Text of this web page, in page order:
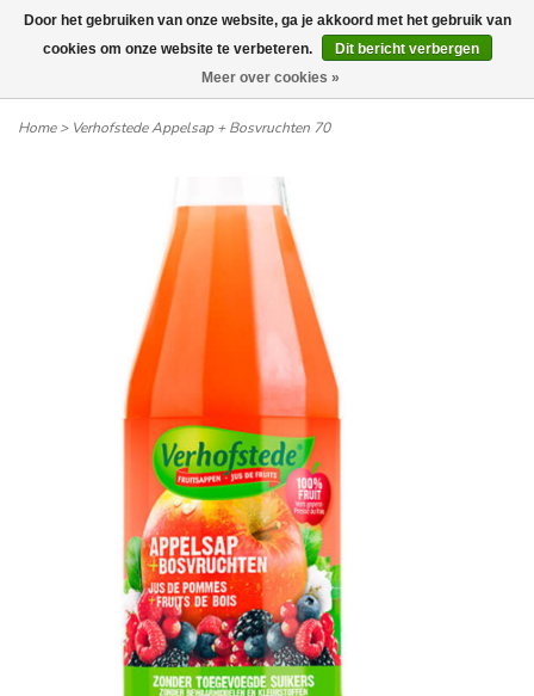
Wij leveren tot aan uw deur. Afhalen is mogelijk.
Home> Verhofstede Appelsap + Bosvruchten 70
Door het gebruiken van onze website, ga je akkoord met het gebruik van
cookies om onze website te verbeteren.
Dit bericht verbergen
Meer over cookies »